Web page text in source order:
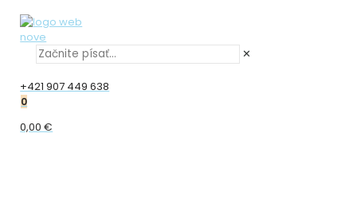
✕
+421 907 449 638
0
0,00 €